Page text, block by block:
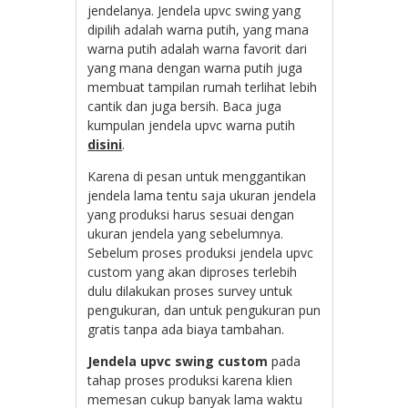
jendelanya. Jendela upvc swing yang
dipilih adalah warna putih, yang mana
warna putih adalah warna favorit dari
yang mana dengan warna putih juga
membuat tampilan rumah terlihat lebih
cantik dan juga bersih. Baca juga
kumpulan jendela upvc warna putih
disini.
Karena di pesan untuk menggantikan
jendela lama tentu saja ukuran jendela
yang produksi harus sesuai dengan
ukuran jendela yang sebelumnya.
Sebelum proses produksi jendela upvc
custom yang akan diproses terlebih
dulu dilakukan proses survey untuk
pengukuran, dan untuk pengukuran pun
gratis tanpa ada biaya tambahan.
Jendela upvc swing custompada
tahap proses produksi karena klien
memesan cukup banyak lama waktu